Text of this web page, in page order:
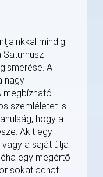
mindig
Saturnusz
A
nagy
megbízható
szemléletet is
hogy a
Akit egy
a saját útja
egy megértő
sokat adhat